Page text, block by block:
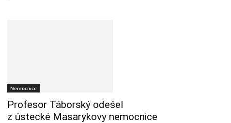
Nemocnice
Profesor Táborský odešel
z ústecké Masarykovy nemocnice